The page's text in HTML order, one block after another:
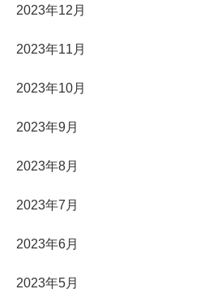
2023年12月
2023年11月
2023年10月
2023年9月
2023年8月
2023年7月
2023年6月
2023年5月